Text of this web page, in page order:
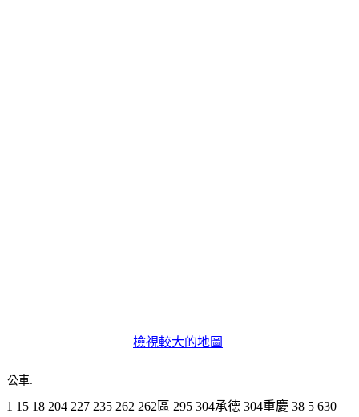
檢視較大的地圖
車:
1 15 18 204 227 235 262 262區 295 304承德 304重慶 38 5 630